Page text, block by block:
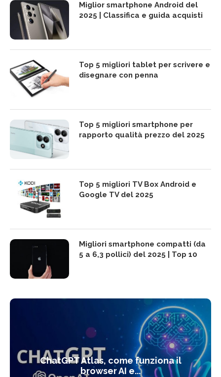
Miglior smartphone Android del
2025 | Classifica e guida acquisti
Top 5 migliori tablet per scrivere e
disegnare con penna
Top 5 migliori smartphone per
rapporto qualità prezzo del 2025
Top 5 migliori TV Box Android e
Google TV del 2025
Migliori smartphone compatti (da
5 a 6,3 pollici) del 2025 | Top 10
ChatGPT Atlas, come funziona il
browser AI e...